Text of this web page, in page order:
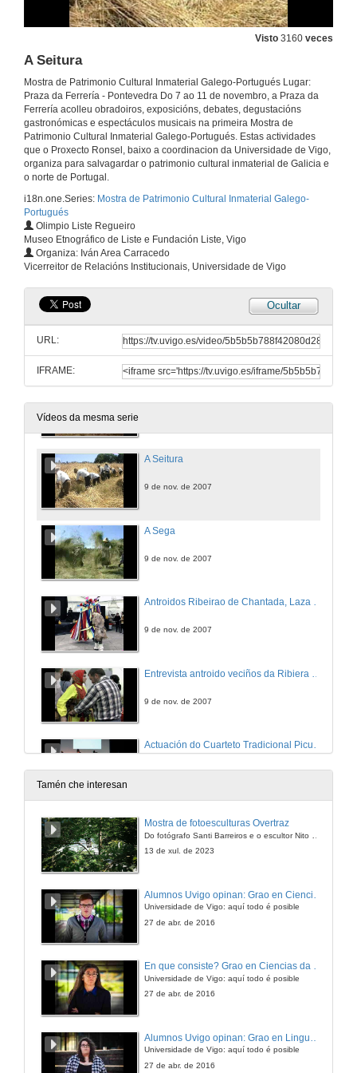
Visto 3160 veces
A Seitura
Mostra de Patrimonio Cultural Inmaterial Galego-Portugués Lugar:
Praza da Ferrería - Pontevedra Do 7 ao 11 de novembro, a Praza da
Ferrería acolleu obradoiros, exposicións, debates, degustacións
gastronómicas e espectáculos musicais na primeira Mostra de
Patrimonio Cultural Inmaterial Galego-Portugués. Estas actividades
que o Proxecto Ronsel, baixo a coordinacion da Universidade de Vigo,
organiza para salvagardar o patrimonio cultural inmaterial de Galicia e
o norte de Portugal.
i18n.one.Series: Mostra de Patrimonio Cultural Inmaterial Galego-
Portugués
Olimpio Liste Regueiro
Museo Etnográfico de Liste e Fundación Liste, Vigo
Organiza: Iván Area Carracedo
Vicerreitor de Relacións Institucionais, Universidade de Vigo
Ocultar
URL:
IFRAME:
Vídeos da mesma serie
O ghancho, un oficio mariñeiro para a extracción selectiva da centola e A Innovación no mar co PCI: a experiencia de Mar de Lira
A actualidade das embarcacións Tradicionais
8 de nov. de 2007
8 de nov. de 2007
Festas etnográficas en Allariz
9 de nov. de 2007
O Besadoiro
A Seitura
9 de nov. de 2007
A Sega
9 de nov. de 2007
Antroidos Ribeirao de Chantada, Laza e Xinzo de Limia
9 de nov. de 2007
9 de nov. de 2007
Actuación do Cuarteto Tradicional Picuíña de Marín
9 de nov. de 2007
Obradoiro
Tamén che interesan
Mostra de fotoesculturas Overtraz
13 de xul. de 2023
Universidade de Vigo: aquí todo é posible
27 de abr. de 2016
En que consiste? Grao en Ciencias da Linguaxe e Estudos Literarios
Universidade de Vigo: aquí todo é posible
27 de abr. de 2016
Universidade de Vigo: aquí todo é posible
27 de abr. de 2016